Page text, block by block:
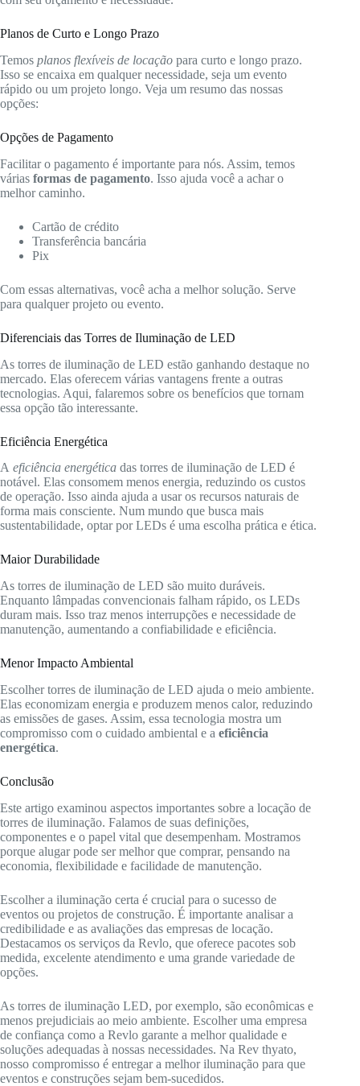
Planos de Curto e Longo Prazo
Temos planos flexíveis de locação para curto e longo prazo.
Isso se encaixa em qualquer necessidade, seja um evento
rápido ou um projeto longo. Veja um resumo das nossas
opções:
Opções de Pagamento
Facilitar o pagamento é importante para nós. Assim, temos
várias formas de pagamento. Isso ajuda você a achar o
melhor caminho.
Cartão de crédito
Transferência bancária
Pix
Com essas alternativas, você acha a melhor solução. Serve
para qualquer projeto ou evento.
Diferenciais das Torres de Iluminação de LED
As torres de iluminação de LED estão ganhando destaque no
mercado. Elas oferecem várias vantagens frente a outras
tecnologias. Aqui, falaremos sobre os benefícios que tornam
essa opção tão interessante.
Eficiência Energética
A eficiência energética das torres de iluminação de LED é
notável. Elas consomem menos energia, reduzindo os custos
de operação. Isso ainda ajuda a usar os recursos naturais de
forma mais consciente. Num mundo que busca mais
sustentabilidade, optar por LEDs é uma escolha prática e ética.
Maior Durabilidade
As torres de iluminação de LED são muito duráveis.
Enquanto lâmpadas convencionais falham rápido, os LEDs
duram mais. Isso traz menos interrupções e necessidade de
manutenção, aumentando a confiabilidade e eficiência.
Menor Impacto Ambiental
Escolher torres de iluminação de LED ajuda o meio ambiente.
Elas economizam energia e produzem menos calor, reduzindo
as emissões de gases. Assim, essa tecnologia mostra um
compromisso com o cuidado ambiental e a eficiência
energética.
Conclusão
Este artigo examinou aspectos importantes sobre a locação de
torres de iluminação. Falamos de suas definições,
componentes e o papel vital que desempenham. Mostramos
porque alugar pode ser melhor que comprar, pensando na
economia, flexibilidade e facilidade de manutenção.
Escolher a iluminação certa é crucial para o sucesso de
eventos ou projetos de construção. É importante analisar a
credibilidade e as avaliações das empresas de locação.
Destacamos os serviços da Revlo, que oferece pacotes sob
medida, excelente atendimento e uma grande variedade de
opções.
As torres de iluminação LED, por exemplo, são econômicas e
menos prejudiciais ao meio ambiente. Escolher uma empresa
de confiança como a Revlo garante a melhor qualidade e
soluções adequadas à nossas necessidades. Na Rev thyato,
nosso compromisso é entregar a melhor iluminação para que
eventos e construções sejam bem-sucedidos.